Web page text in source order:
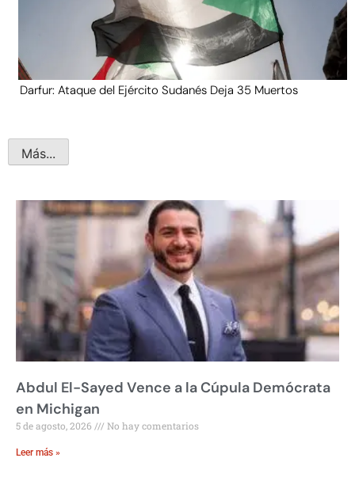
Darfur: Ataque del Ejército Sudanés Deja 35 Muertos
Más...
Abdul El-Sayed Vence a la Cúpula Demócrata
en Michigan
5 de agosto, 2026 No hay comentarios
Leer más »